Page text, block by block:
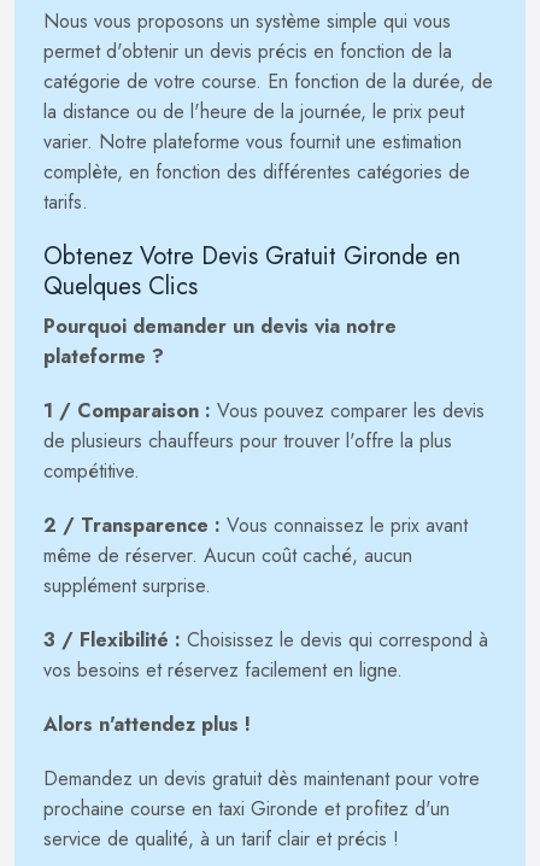
Nous vous proposons un système simple qui vous
permet d'obtenir un devis précis en fonction de la
catégorie de votre course. En fonction de la durée, de
la distance ou de l'heure de la journée, le prix peut
varier. Notre plateforme vous fournit une estimation
complète, en fonction des différentes catégories de
tarifs.
Obtenez Votre Devis Gratuit Gironde en
Quelques Clics
Pourquoi demander un devis via notre
plateforme ?
1 / Comparaison : Vous pouvez comparer les devis
de plusieurs chauffeurs pour trouver l'offre la plus
compétitive.
2 / Transparence : Vous connaissez le prix avant
même de réserver. Aucun coût caché, aucun
supplément surprise.
3 / Flexibilité : Choisissez le devis qui correspond à
vos besoins et réservez facilement en ligne.
Alors n'attendez plus !
Demandez un devis gratuit dès maintenant pour votre
prochaine course en taxi Gironde et profitez d'un
service de qualité, à un tarif clair et précis !